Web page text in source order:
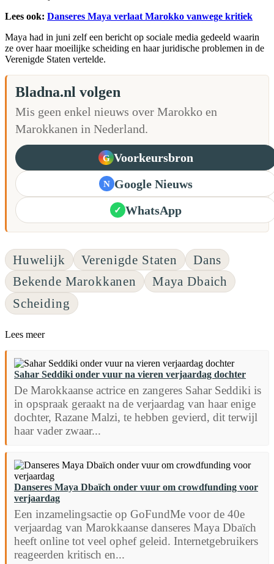
Lees ook: Danseres Maya verlaat Marokko vanwege kritiek
Maya had in juni zelf een bericht op sociale media gedeeld waarin
ze over haar moeilijke scheiding en haar juridische problemen in de
Verenigde Staten vertelde.
Bladna.nl volgen
Mis geen enkel nieuws over Marokko en
Marokkanen in Nederland.
G Voorkeursbron
N Google Nieuws
✓ WhatsApp
Huwelijk Verenigde Staten
Dans
Bekende Marokkanen
Maya Dbaich
Scheiding
Lees meer
Sahar Seddiki onder vuur na vieren verjaardag dochter
De Marokkaanse actrice en zangeres Sahar Seddiki is
in opspraak geraakt na de verjaardag van haar enige
dochter, Razane Malzi, te hebben gevierd, dit terwijl
haar vader zwaar...
Danseres Maya Dbaïch onder vuur om crowdfunding voor
verjaardag
Een inzamelingsactie op GoFundMe voor de 40e
verjaardag van Marokkaanse danseres Maya Dbaïch
heeft online tot veel ophef geleid. Internetgebruikers
reageerden kritisch en...